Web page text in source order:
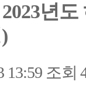
년
13:59 조회